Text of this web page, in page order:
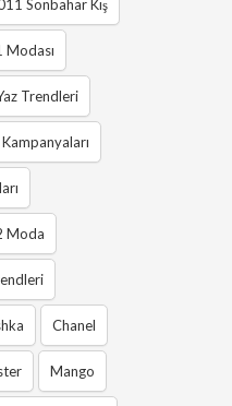
Sonbahar Kış
Modası
Trendleri
Moda
Chanel
Mango